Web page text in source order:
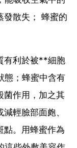
發散失； 蜂蜜的
有利於被**細胞
態；蜂蜜中含有
菌作用，加之其
輕臉部面皰、
點。用蜂蜜作為